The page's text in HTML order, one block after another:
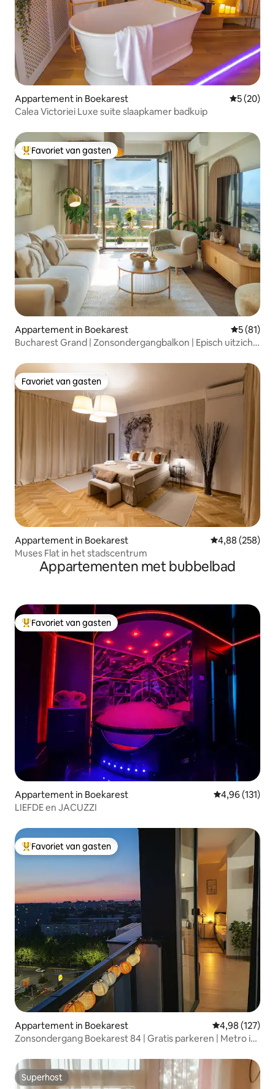
Appartement in Boekarest
5 (20)
Calea Victoriei Luxe suite slaapkamer badkuip
Topfavoriet van gasten
Favoriet van gasten
Appartement in Boekarest
5 (81)
Bucharest Grand | Zonsondergangbalkon | Episch uitzicht
Favoriet van gasten
Favoriet van gasten
Appartement in Boekarest Gemiddelde
4,88 (258)
Muses Flat in het stadscentrum
Appartementen met bubbelbad
Topfavoriet van gasten
Favoriet van gasten
Appartement in Boekarest Gemiddelde
4,96 (131)
LIEFDE en JACUZZI
Topfavoriet van gasten
Favoriet van gasten
Appartement in Boekarest Gemiddelde
4,98 (127)
Zonsondergang Boekarest 84 | Gratis parkeren | Metro in
Superhost
Superhost